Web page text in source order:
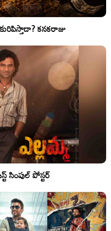
కనకరాజు
సింపుల్ పోస్టర్